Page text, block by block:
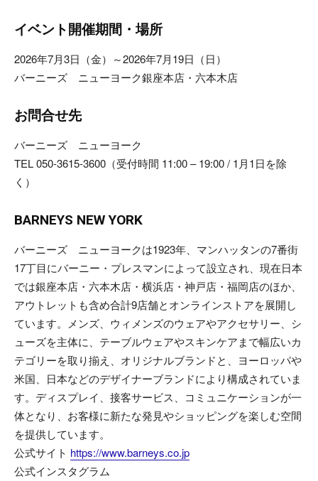
イベント開催期間・場所
2026年7月3日（金）～2026年7月19日（日）
バーニーズ ニューヨーク銀座本店・六本木店
お問合せ先
バーニーズ ニューヨーク
TEL 050-3615-3600（受付時間 11:00 – 19:00 / 1月1日を除
く）
BARNEYS NEW YORK
バーニーズ ニューヨークは1923年、マンハッタンの7番街
17丁目にバーニー・プレスマンによって設立され、現在日本
では銀座本店・六本木店・横浜店・神戸店・福岡店のほか、
アウトレットも含め合計9店舗とオンラインストアを展開し
ています。メンズ、ウィメンズのウェアやアクセサリー、シ
ューズを主体に、テーブルウェアやスキンケアまで幅広いカ
テゴリーを取り揃え、オリジナルブランドと、ヨーロッパや
米国、日本などのデザイナーブランドにより構成されていま
す。ディスプレイ、接客サービス、コミュニケーションが一
体となり、お客様に新たな発見やショッピングを楽しむ空間
を提供しています。
公式サイト https://www.barneys.co.jp
公式インスタグラム